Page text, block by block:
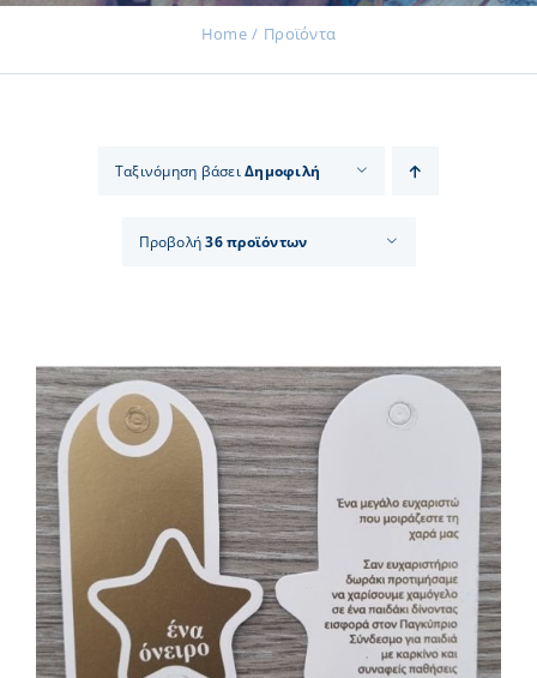
Επικοινωνία
Εισφορές
Home Προϊόντα
Ταξινόμηση βάσειΔημοφιλή
Προβολή36 προϊόντων